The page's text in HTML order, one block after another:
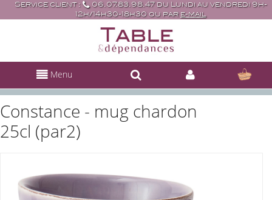
Service client :
06.07.83.98.47 du Lundi au vendredi 9h-
12h/14h30-18h30 ou par e-mail
Menu
Constance - mug chardon
25cl (par2)